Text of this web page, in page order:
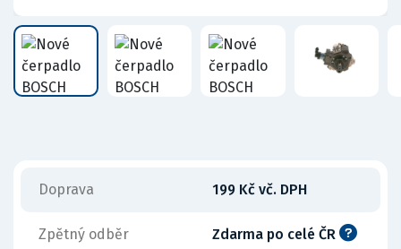
Doprava 199 Kč vč. DPH
Zpětný odběr Zdarma po celé ČR